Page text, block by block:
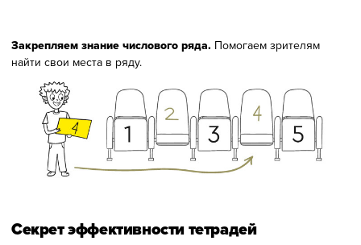
Закрепляем знание числового ряда. Помогаем зрителям
найти свои места в ряду.
Секрет эффективности тетрадей